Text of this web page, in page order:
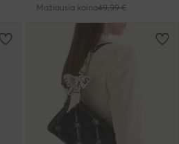
Mažiausia kaina49,99 €